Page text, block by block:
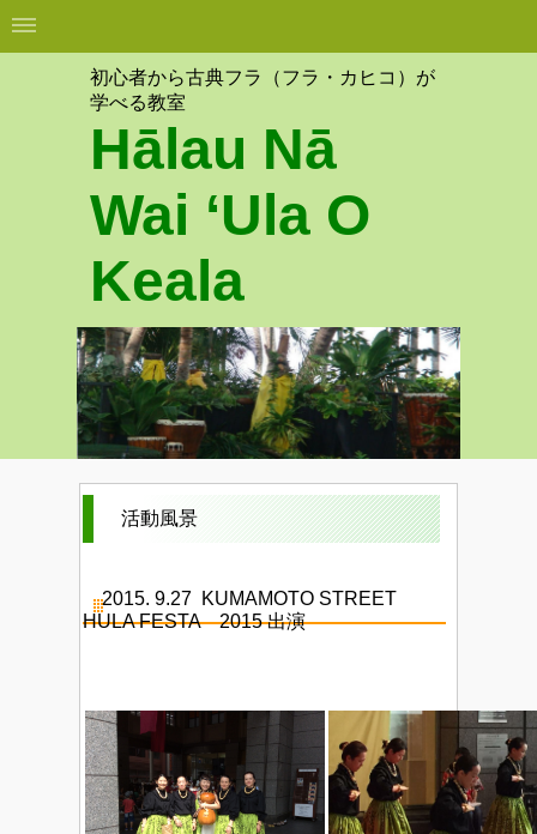
初心者から古典フラ（フラ・カヒコ）が
学べる教室
Hālau Nā
Wai ʻUla O
Keala
活動風景
2015. 9.27 KUMAMOTO STREET
HULA FESTA 2015 出演